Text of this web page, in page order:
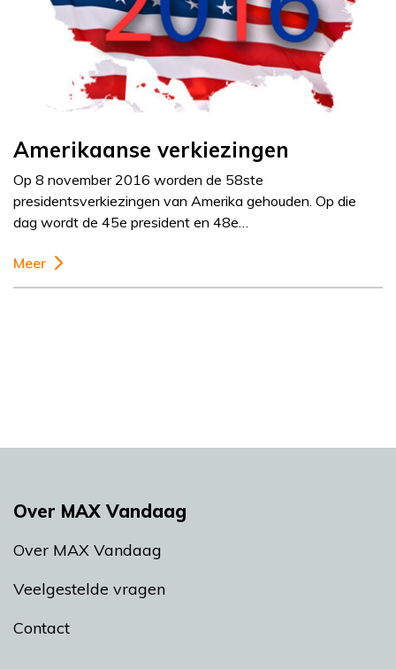
Amerikaanse verkiezingen
Op 8 november 2016 worden de 58ste
presidentsverkiezingen van Amerika gehouden. Op die
dag wordt de 45e president en 48e…
Meer
Over MAX Vandaag
Over MAX Vandaag
Veelgestelde vragen
Contact